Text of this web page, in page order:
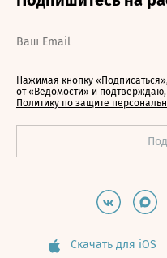
Нажимая кнопку
от «Ведомости» и
Политику по защите
Скачать для iOS